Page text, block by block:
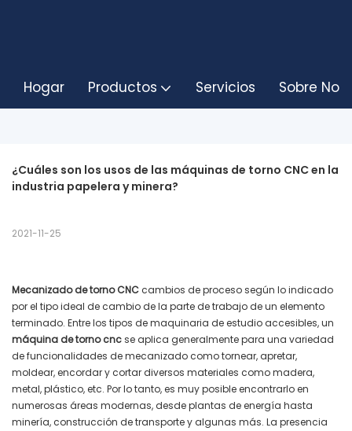
Hogar Productos Servicios Sobre
¿Cuáles son los usos de las máquinas de torno CNC en la
industria papelera y minera?
2021-11-25
Mecanizado de torno CNCcambios de proceso según lo indicado
por el tipo ideal de cambio de la parte de trabajo de un elemento
terminado. Entre los tipos de maquinaria de estudio accesibles, un
máquina de torno cncse aplica generalmente para una variedad
de funcionalidades de mecanizado como tornear, apretar,
moldear, encordar y cortar diversos materiales como madera,
metal, plástico, etc. Por lo tanto, es muy posible encontrarlo en
numerosas áreas modernas, desde plantas de energía hasta
minería, construcción de transporte y algunas más. La presencia